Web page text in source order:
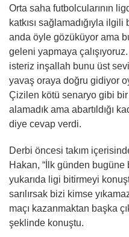
Orta saha futbolcularının
katkısı sağlamadığıyla
anda öyle gözüküyor ama
geleni yapmaya
isteriz inşallah bunu üst
yavaş oraya doğru gidiyor
Çizilen kötü senaryo gibi
alamadık ama abartıldığı
diye cevap verdi.
Derbi öncesi takım
Hakan, “İlk günden
yukarıda ligi bitirmeyi
sarılırsak bizi kimse
maçı kazanmaktan başka
şeklinde konuştu.